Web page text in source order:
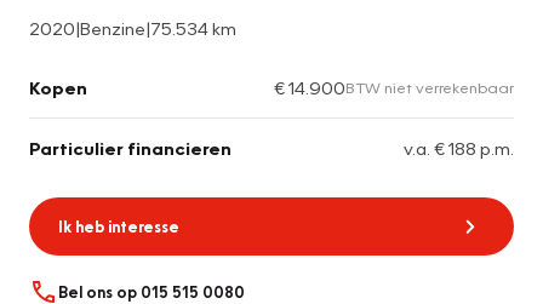
2020|Benzine|75.534 km
Kopen € 14.900BTW niet verrekenbaar
Particulier financieren v.a. € 188 p.m.
Ik heb interesse
Bel ons op 015 515 0080